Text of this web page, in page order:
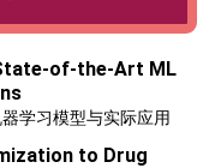
of-the-Art ML
学习模型与实际应用
to Drug